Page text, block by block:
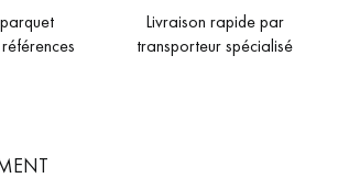
Livraison rapide par
transporteur spécialisé